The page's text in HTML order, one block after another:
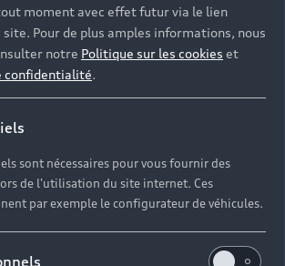
neufs
disponibles
disponibles
mon Audi
moment avec effet futur via le lien
site. Pour de plus amples informations, nous
notre Politique sur les cookies et
confidentialité.
sont nécessaires pour vous fournir des
de l'utilisation du site internet. Ces
par exemple le configurateur de véhicules.